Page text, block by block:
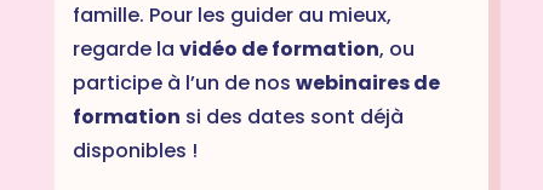
famille. Pour les guider au mieux,
regarde la vidéo de formation, ou
participe à l’un de nos webinaires de
formation si des dates sont déjà
disponibles !